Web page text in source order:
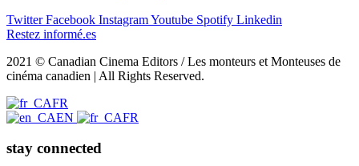
Twitter Facebook InstagramYoutube Spotify Linkedin
Restez informé.es
2021 © Canadian Cinema Editors / Les monteurs et Monteuses de
cinéma canadien | All Rights Reserved.
FR
EN
FR
stay connected